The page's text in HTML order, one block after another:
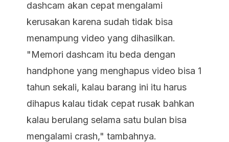
dashcam akan cepat mengalami
kerusakan karena sudah tidak bisa
menampung video yang dihasilkan.
"Memori dashcam itu beda dengan
handphone yang menghapus video bisa 1
tahun sekali, kalau barang ini itu harus
dihapus kalau tidak cepat rusak bahkan
kalau berulang selama satu bulan bisa
mengalami crash," tambahnya.